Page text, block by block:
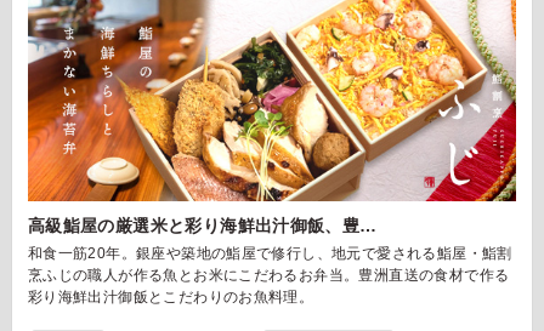
高級鮨屋の厳選米と彩り海鮮出汁御飯、豊…
和食一筋20年。銀座や築地の鮨屋で修行し、地元で愛される鮨屋・鮨割
烹ふじの職人が作る魚とお米にこだわるお弁当。豊洲直送の食材で作る
彩り海鮮出汁御飯とこだわりのお魚料理。